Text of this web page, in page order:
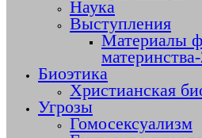
Наука
Выступления
Материалы
Биоэтика
Христианская
Угрозы
Гомосексуализм